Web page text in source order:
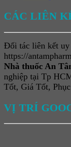
CÁC LIÊN
Đối tác liên kết
https://
Nhà thuốc An
nghiệp tại Tp
Tốt, Giá Tốt,
VỊ TRÍ